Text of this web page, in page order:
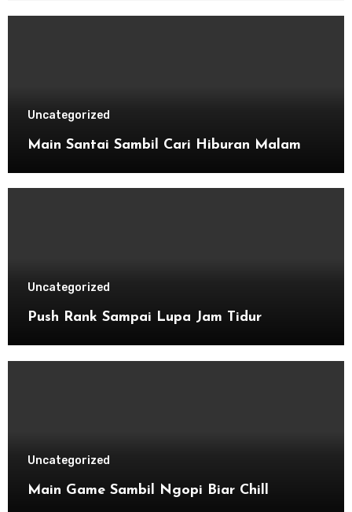
Uncategorized
Main Santai Sambil Cari Hiburan Malam
Uncategorized
Push Rank Sampai Lupa Jam Tidur
Uncategorized
Main Game Sambil Ngopi Biar Chill